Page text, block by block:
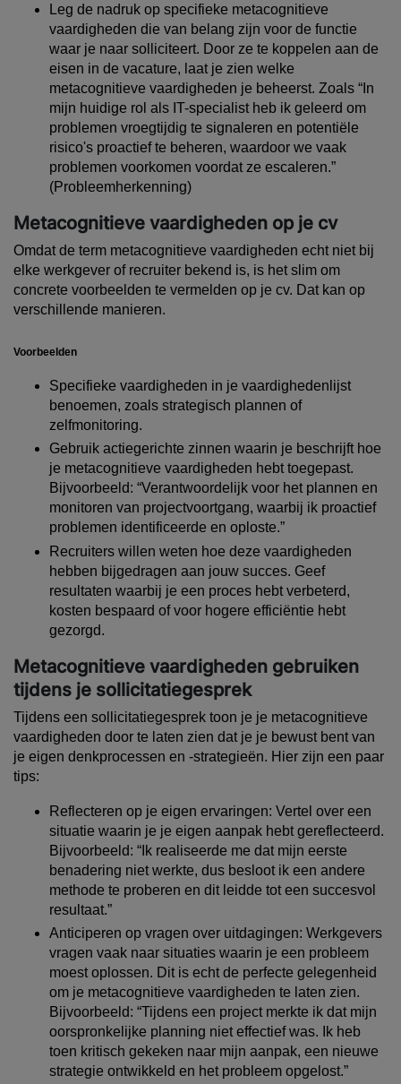
Leg de nadruk op specifieke metacognitieve
vaardigheden die van belang zijn voor de functie
waar je naar solliciteert. Door ze te koppelen aan de
eisen in de vacature, laat je zien welke
metacognitieve vaardigheden je beheerst. Zoals “In
mijn huidige rol als IT-specialist heb ik geleerd om
problemen vroegtijdig te signaleren en potentiële
risico's proactief te beheren, waardoor we vaak
problemen voorkomen voordat ze escaleren.”
(Probleemherkenning)
Metacognitieve vaardigheden op je cv
Omdat de term metacognitieve vaardigheden echt niet bij
elke werkgever of recruiter bekend is, is het slim om
concrete voorbeelden te vermelden op je cv. Dat kan op
verschillende manieren.
Voorbeelden
Specifieke vaardigheden in je vaardighedenlijst
benoemen, zoals strategisch plannen of
zelfmonitoring.
Gebruik actiegerichte zinnen waarin je beschrijft hoe
je metacognitieve vaardigheden hebt toegepast.
Bijvoorbeeld: “Verantwoordelijk voor het plannen en
monitoren van projectvoortgang, waarbij ik proactief
problemen identificeerde en oploste.”
Recruiters willen weten hoe deze vaardigheden
hebben bijgedragen aan jouw succes. Geef
resultaten waarbij je een proces hebt verbeterd,
kosten bespaard of voor hogere efficiëntie hebt
gezorgd.
Metacognitieve vaardigheden gebruiken
tijdens je sollicitatiegesprek
Tijdens een sollicitatiegesprek toon je je metacognitieve
vaardigheden door te laten zien dat je je bewust bent van
je eigen denkprocessen en -strategieën. Hier zijn een paar
tips:
Reflecteren op je eigen ervaringen: Vertel over een
situatie waarin je je eigen aanpak hebt gereflecteerd.
Bijvoorbeeld: “Ik realiseerde me dat mijn eerste
benadering niet werkte, dus besloot ik een andere
methode te proberen en dit leidde tot een succesvol
resultaat.”
Anticiperen op vragen over uitdagingen: Werkgevers
vragen vaak naar situaties waarin je een probleem
moest oplossen. Dit is echt de perfecte gelegenheid
om je metacognitieve vaardigheden te laten zien.
Bijvoorbeeld: “Tijdens een project merkte ik dat mijn
oorspronkelijke planning niet effectief was. Ik heb
toen kritisch gekeken naar mijn aanpak, een nieuwe
strategie ontwikkeld en het probleem opgelost.”